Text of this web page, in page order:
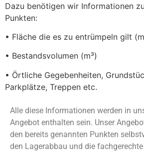
Dazu benötigen wir Informationen
Punkten:
• Fläche die es zu entrümpeln gilt
• Bestandsvolumen (m³)
• Örtliche Gegebenheiten,
Parkplätze, Treppen etc.
Alle diese Informationen werden in
Angebot enthalten sein. Unser
den bereits genannten Punkten
den Lagerabbau und die